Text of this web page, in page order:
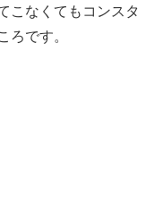
こなくてもコンスタ
です。